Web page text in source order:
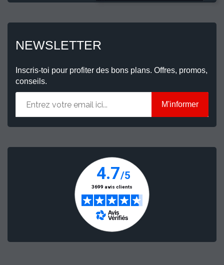
NEWSLETTER
Inscris-toi pour profiter des bons plans. Offres, promos,
conseils.
M'informer